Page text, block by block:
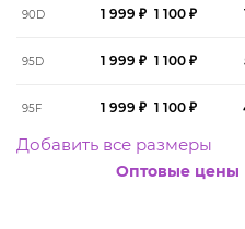
90D 1 999 ₽ 1 100 ₽
95D 1 999 ₽ 1 100 ₽
95F 1 999 ₽ 1 100 ₽
Добавить все размеры
Оптовые цены